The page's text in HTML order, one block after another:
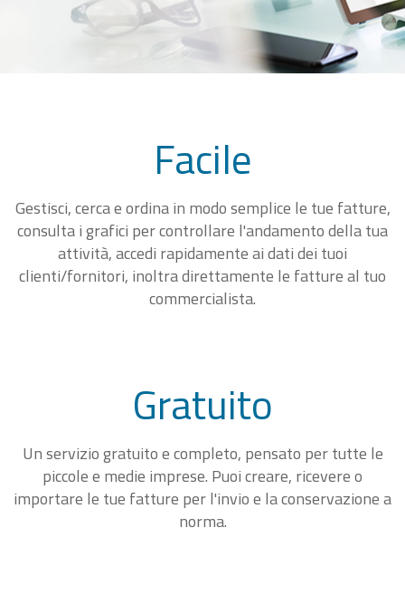
Facile
Gestisci, cerca e ordina in modo semplice le tue fatture,
consulta i grafici per controllare l'andamento della tua
attività, accedi rapidamente ai dati dei tuoi
clienti/fornitori, inoltra direttamente le fatture al tuo
commercialista.
Gratuito
Un servizio gratuito e completo, pensato per tutte le
piccole e medie imprese. Puoi creare, ricevere o
importare le tue fatture per l'invio e la conservazione a
norma.